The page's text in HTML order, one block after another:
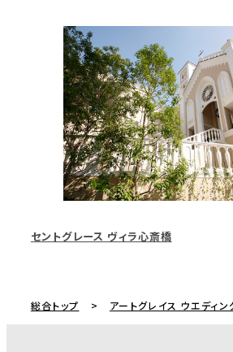
セントグレース ヴィラ心斎橋
総合トップ アートグレイス ウエディン